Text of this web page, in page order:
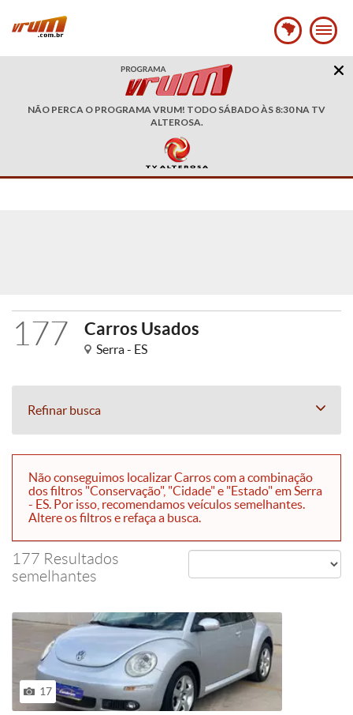
NÃO PERCA O PROGRAMA VRUM! TODO SÁBADO ÀS 8:30 NA TV
ALTEROSA.
177 Carros Usados
Serra - ES
Refinar busca
Não conseguimos localizar Carros com a combinação
dos filtros "Conservação", "Cidade" e "Estado" em Serra
- ES. Por isso, recomendamos veículos semelhantes.
Altere os filtros e refaça a busca.
177 Resultados
semelhantes
17